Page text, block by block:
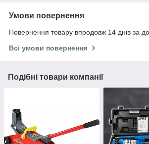
Умови повернення
Повернення товару впродовж 14 днів за
Всі умови повернення
Подібні товари компанії